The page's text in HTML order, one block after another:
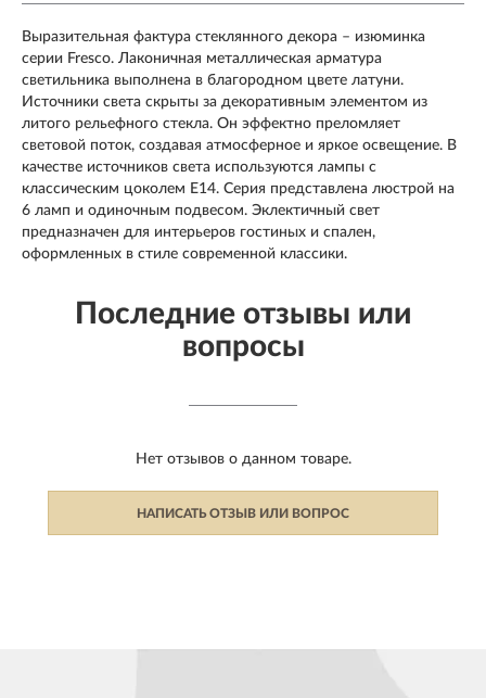
Выразительная фактура стеклянного декора – изюминка
серии Fresco. Лаконичная металлическая арматура
светильника выполнена в благородном цвете латуни.
Источники света скрыты за декоративным элементом из
литого рельефного стекла. Он эффектно преломляет
световой поток, создавая атмосферное и яркое освещение. В
качестве источников света используются лампы с
классическим цоколем Е14. Серия представлена люстрой на
6 ламп и одиночным подвесом. Эклектичный свет
предназначен для интерьеров гостиных и спален,
оформленных в стиле современной классики.
Последние отзывы или
вопросы
Нет отзывов о данном товаре.
НАПИСАТЬ ОТЗЫВ ИЛИ ВОПРОС